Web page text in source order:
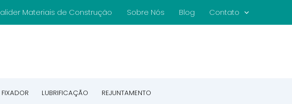
Materiais de Construção Sobre Nós Blog Contato
FIXADOR LUBRIFICAÇÃO REJUNTAMENTO